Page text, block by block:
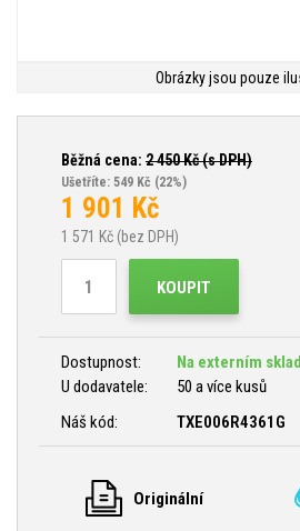
Obrázky jsou pouze
Běžná cena: 2 450Kč (s DPH)
Ušetříte: 549 Kč (22%)
1 901 Kč
1 571 Kč (bez DPH)
KOUPIT
Dostupnost:
Na externím
U dodavatele:
50 a více kusů
Náš kód:
TXE006R4361G
Originální